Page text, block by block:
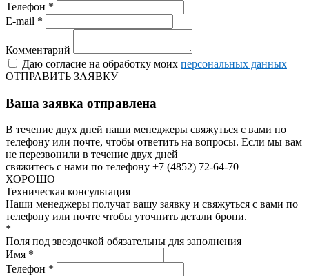
Телефон *
E-mail *
Комментарий
Даю согласие на обработку моих персональных данных
ОТПРАВИТЬ ЗАЯВКУ
Ваша заявка отправлена
В течение двух дней наши менеджеры свяжуться с вами по
телефону или почте, чтобы ответить на вопросы. Если мы вам
не перезвонили в течение двух дней
свяжитесь с нами по телефону +7 (4852) 72-64-70
ХОРОШО
Техническая консультация
Наши менеджеры получат вашу заявку и свяжуться с вами по
телефону или почте чтобы уточнить детали брони.
*
Поля под звездочкой обязательны для заполнения
Имя *
Телефон *